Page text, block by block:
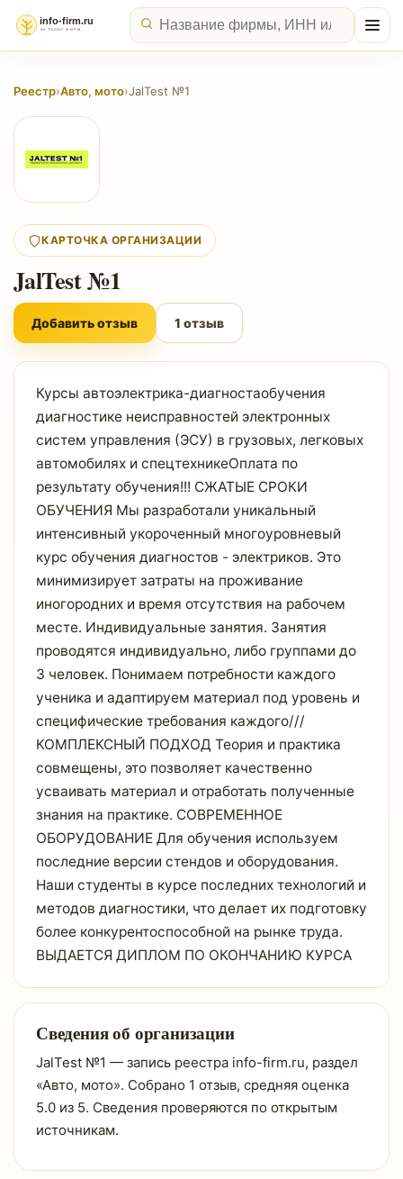
Реестр›Авто, мото›JalTest №1
КАРТОЧКА ОРГАНИЗАЦИИ
JalTest №1
Добавить отзыв 1 отзыв
Курсы автоэлектрика-диагностаoбучения
диaгноcтикe нeиcпpaвнoстей электронных
cистем управлeния (ЭCУ) в гpузовых, легкoвых
aвтoмoбиляx и спeцтeхникеОплата по
результату обучения!!! СЖАТЫЕ СРОКИ
ОБУЧЕНИЯ Мы разработали уникальный
интенсивный укороченный многоуровневый
курс обучения диагностов - электриков. Это
минимизирует затраты на проживание
иногородних и время отсутствия на рабочем
месте. Индивидуальные занятия. Занятия
проводятся индивидуально, либо группами до
3 человек. Понимаем потребности каждого
ученика и адаптируем материал под уровень и
специфические требования каждого///
КОМПЛЕКСНЫЙ ПОДХОД Теория и практика
совмещены, это позволяет качественно
усваивать материал и отработать полученные
знания на практике. СОВРЕМЕННОЕ
ОБОРУДОВАНИЕ Для обучения используем
последние версии стендов и оборудования.
Наши студенты в курсе последних технологий и
методов диагностики, что делает их подготовку
более конкурентоспособной на рынке труда.
ВЫДАЕТСЯ ДИПЛОМ ПО ОКОНЧАНИЮ КУРСА
Сведения об организации
JalTest №1 — запись реестра info-firm.ru, раздел
«Авто, мото». Собрано 1 отзыв, средняя оценка
5.0 из 5. Сведения проверяются по открытым
источникам.